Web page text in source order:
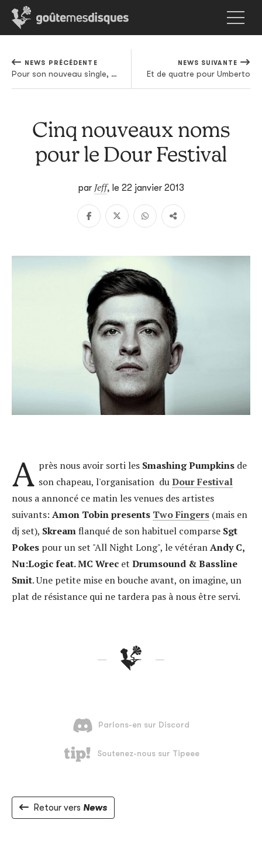
NEWS PRÉCÉDENTE
Pour son nouveau single, Disclosure se paie AlunaGeorge
NEWS SUIVANTE
Et de quatre pour Umberto
Cinq nouveaux noms
pour le Dour Festival
par Jeff, le 22 janvier 2013
A près nous avoir sorti les Smashing Pumpkinsde
son chapeau, l'organisation duDour Festival
nous a annoncé ce matin les venues des artistes
suivants: Amon Tobin presents Two Fingers (mais en
dj set), Skreamflanqué de son habituel comparse Sgt
Pokes pour un set "All Night Long", le vétéranAndy C,
Nu:Logic feat. MC Wrec et Drumsound & Bassline
Smit. Une petite mise en bouche avant, on imagine, un
plat de résistance qui ne tardera pas à nous être servi.
Retour vers News